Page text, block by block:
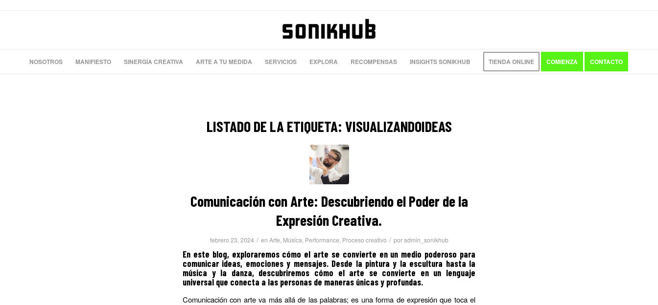
NOSOTROS MANIFIESTO SINERGÍA CREATIVA ARTE A TU MEDIDA SERVICIOS EXPLORA RECOMPENSAS INSIGHTS SONIKHUB TIENDA ONLINE COMIENZA CONTACTO
LISTADO DE LA ETIQUETA: VISUALIZANDOIDEAS
Comunicación con Arte: Descubriendo el Poder de la
Expresión Creativa.
febrero 23, 2024 / en Arte, Música, Performance, Proceso creativo / poradmin_sonikhub
En este blog, exploraremos cómo el arte se convierte en un medio poderoso para
comunicar ideas, emociones y mensajes. Desde la pintura y la escultura hasta la
música y la danza, descubriremos cómo el arte se convierte en un lenguaje
universal que conecta a las personas de maneras únicas y profundas.
Comunicación con arte va más allá de las palabras; es una forma de expresión que toca el